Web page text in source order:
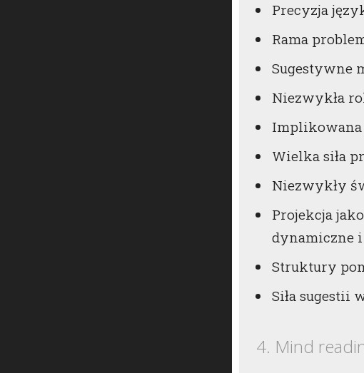
Precyzja
Rama
Sugestywne
Niezwykła
Implikowana
Wielka siła
Niezwykły
Projekcja
dynamiczne
Struktury
Siła sugestii
4. Mind